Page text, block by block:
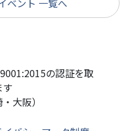
の認証を取
大阪）